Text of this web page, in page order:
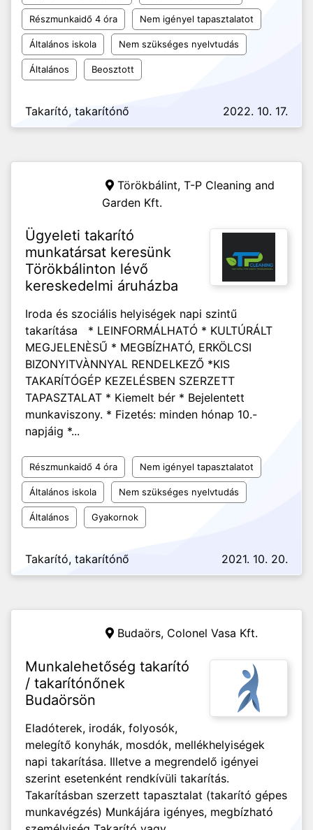
Részmunkaidő 4 óra Nem igényel tapasztalatot
Általános iskola Nem szükséges nyelvtudás
Általános Beosztott
Takarító, takarítónő 2022. 10. 17.
Törökbálint, T-P Cleaning and
Garden Kft.
Ügyeleti takarító
munkatársat keresünk
Törökbálinton lévő
kereskedelmi áruházba
Iroda és szociális helyiségek napi szintű
takarítása * LEINFORMÁLHATÓ * KULTÚRÁLT
MEGJELENÈSŰ * MEGBÍZHATÓ, ERKÖLCSI
BIZONYITVÀNNYAL RENDELKEZŐ *KIS
TAKARÍTÓGÉP KEZELÉSBEN SZERZETT
TAPASZTALAT * Kiemelt bér * Bejelentett
munkaviszony. * Fizetés: minden hónap 10.-
napjáig *...
Részmunkaidő 4 óra Nem igényel tapasztalatot
Általános iskola Nem szükséges nyelvtudás
Általános Gyakornok
Takarító, takarítónő 2021. 10. 20.
Budaörs, Colonel Vasa Kft.
Munkalehetőség takarító
/ takarítónőnek
Budaörsön
Eladóterek, irodák, folyosók,
melegítő konyhák, mosdók, mellékhelyiségek
napi takarítása. Illetve a megrendelő igényei
szerint esetenként rendkívüli takarítás.
Takarításban szerzett tapasztalat (takarító gépes
munkavégzés) Munkájára igényes, megbízható